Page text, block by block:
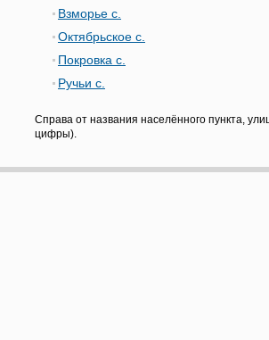
Взморье с.
Октябрьское с.
Покровка с.
Ручьи с.
Справа от названия населённого пункта,
цифры).